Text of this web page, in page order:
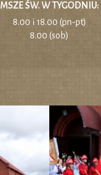
MSZE ŚW. W TYGODNIU:
8.00 i 18.00 (pn-pt)
8.00 (sob)